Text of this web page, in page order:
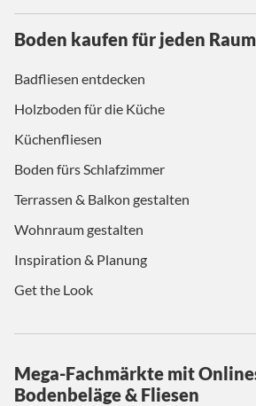
Boden kaufen für jeden Raum
Badfliesen entdecken
Holzboden für die Küche
Küchenfliesen
Boden fürs Schlafzimmer
Terrassen & Balkon gestalten
Wohnraum gestalten
Inspiration & Planung
Get the Look
Mega-Fachmärkte mit
Bodenbeläge & Fliesen